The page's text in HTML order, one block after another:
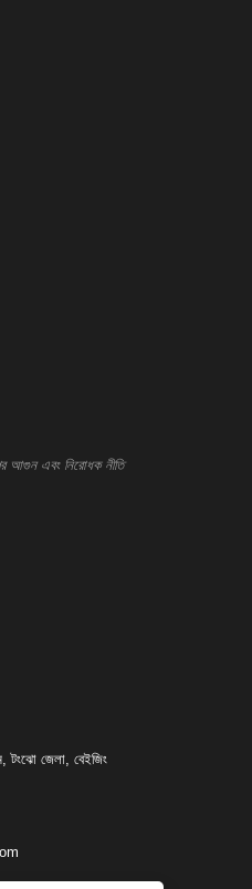
আগুন এবং নিরোধক নীতি
টংঝো জেলা, বেইজিং